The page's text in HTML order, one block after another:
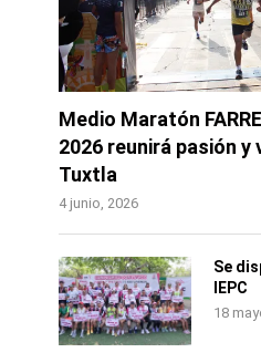
Medio Maratón
2026 reunirá pasión y
Tuxtla
4 junio, 2026
Se
IEPC
18